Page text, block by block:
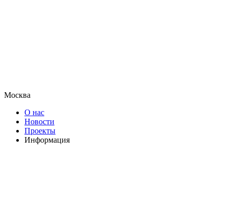
Москва
О нас
Новости
Проекты
Информация